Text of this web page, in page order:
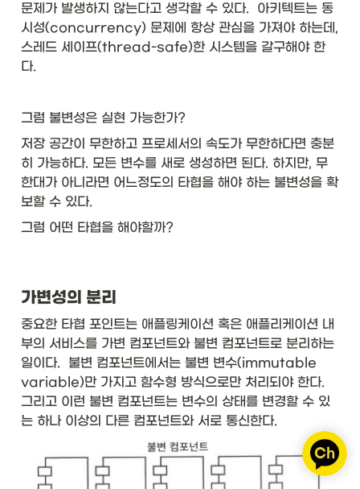
문제가 발생하지 않는다고 생각할 수 있다.  아키텍트는 동
시성(concurrency) 문제에 항상 관심을 가져야 하는데,
스레드 세이프(thread-safe)한 시스템을 갈구해야 한
다.
그럼 불변성은 실현 가능한가?
저장 공간이 무한하고 프로세서의 속도가 무한하다면 충분
히 가능하다. 모든 변수를 새로 생성하면 된다. 하지만, 무
한대가 아니라면 어느정도의 타협을 해야 하는 불변성을 확
보할 수 있다.
그럼 어떤 타협을 해야할까?
가변성의 분리
중요한 타협 포인트는 애플링케이션 혹은 애플리케이션 내
부의 서비스를 가변 컴포넌트와 불변 컴포넌트로 분리하는
일이다.  불변 컴포넌트에서는 불변 변수(immutable
variable)만 가지고 함수형 방식으로만 처리되야 한다.
그리고 이런 불변 컴포넌트는 변수의 상태를 변경할 수 있
는 하나 이상의 다른 컴포넌트와 서로 통신한다.